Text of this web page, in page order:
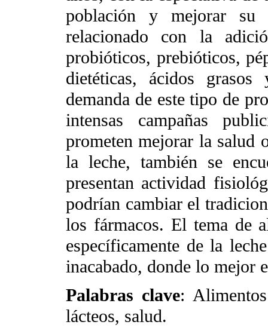
población y mejorar su
relacionado con la
probióticos, prebióticos,
dietéticas, ácidos
demanda de este tipo de
intensas campañas
prometen mejorar la salud
la leche, también se
presentan actividad
podrían cambiar el
los fármacos. El tema de
específicamente de la
inacabado, donde lo mejor
Palabras clave:
lácteos, salud.